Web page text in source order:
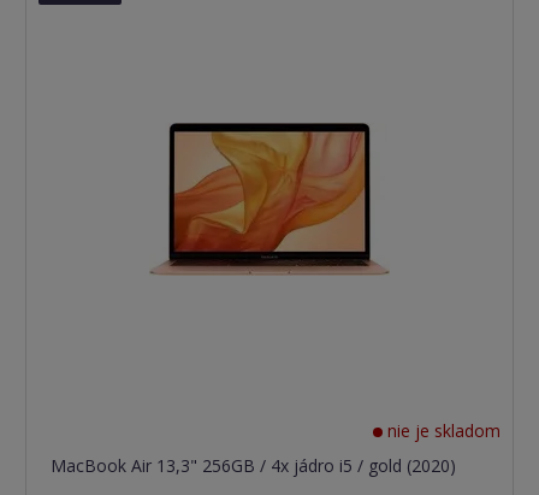
nie je skladom
MacBook Air 13,3" 256GB / 4x jádro i5 / gold (2020)